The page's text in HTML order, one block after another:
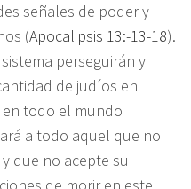
señales de poder y
(Apocalipsis 13:-13-18).
perseguirán y
de judíos en
todo el mundo
a todo aquel que no
que no acepte su